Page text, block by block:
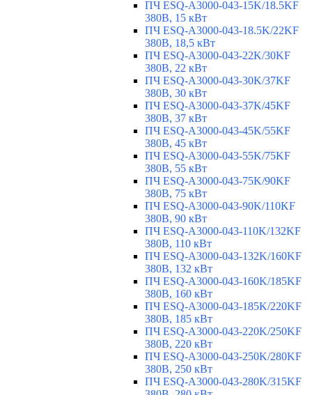
ПЧ ESQ-A3000-043-15K/18.5KF
380В, 15 кВт
ПЧ ESQ-A3000-043-18.5K/22KF
380В, 18,5 кВт
ПЧ ESQ-A3000-043-22K/30KF
380В, 22 кВт
ПЧ ESQ-A3000-043-30K/37KF
380В, 30 кВт
ПЧ ESQ-A3000-043-37K/45KF
380В, 37 кВт
ПЧ ESQ-A3000-043-45K/55KF
380В, 45 кВт
ПЧ ESQ-A3000-043-55K/75KF
380В, 55 кВт
ПЧ ESQ-A3000-043-75K/90KF
380В, 75 кВт
ПЧ ESQ-A3000-043-90K/110KF
380В, 90 кВт
ПЧ ESQ-A3000-043-110K/132KF
380В, 110 кВт
ПЧ ESQ-A3000-043-132K/160KF
380В, 132 кВт
ПЧ ESQ-A3000-043-160K/185KF
380В, 160 кВт
ПЧ ESQ-A3000-043-185K/220KF
380В, 185 кВт
ПЧ ESQ-A3000-043-220K/250KF
380В, 220 кВт
ПЧ ESQ-A3000-043-250K/280KF
380В, 250 кВт
ПЧ ESQ-A3000-043-280K/315KF